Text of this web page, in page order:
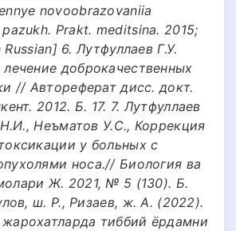
novoobrazovaniia
Prakt. meditsina. 2015;
6. Лутфуллаев Г.У.
доброкачественных
// Автореферат дисс. докт.
2012. Б. 17. 7. Лутфуллаев
Неъматов У.С., Коррекция
у больных с
носа.// Биология ва
Ж. 2021, № 5 (130). Б.
ш. Р., Ризаев, ж. А. (2022).
тиббий ёрдамни